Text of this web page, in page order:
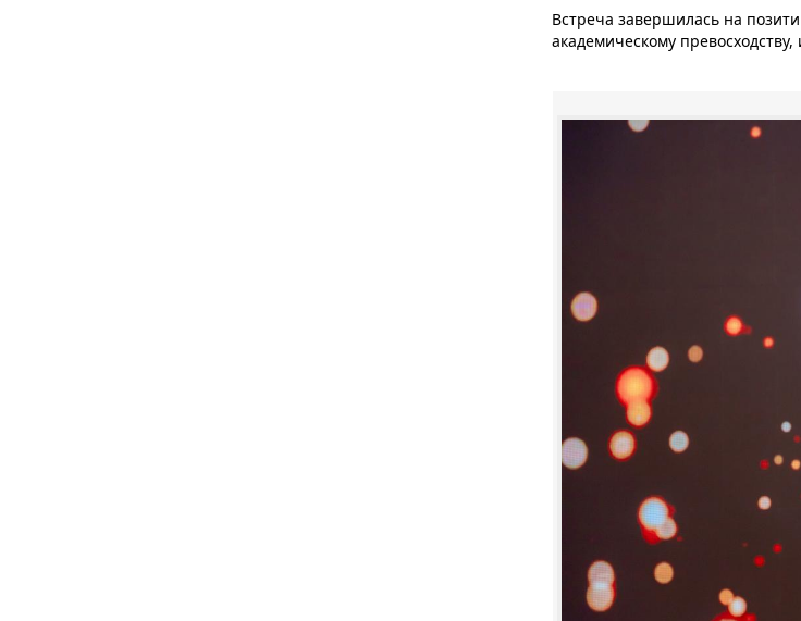
Встреча завершилась на
академическому